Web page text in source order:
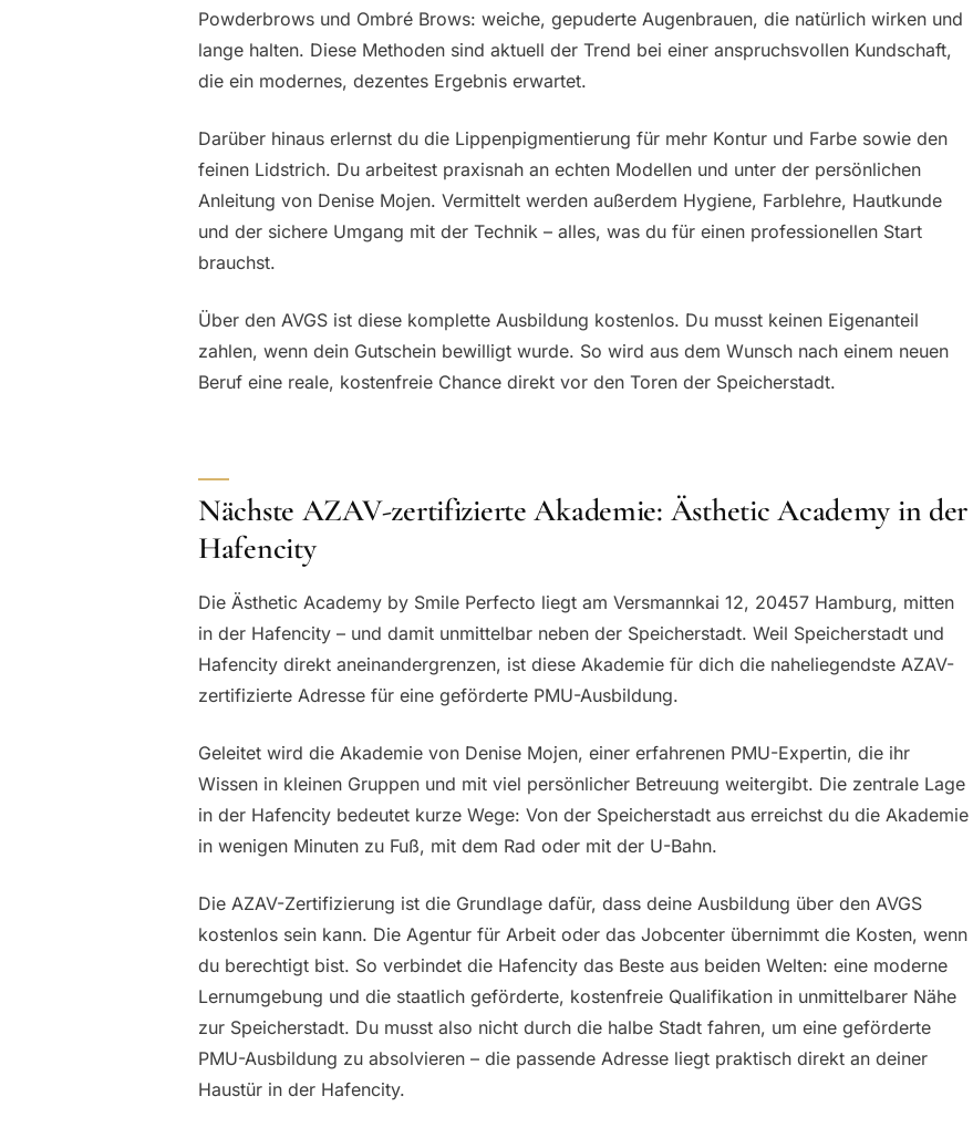
Powderbrows und Ombré Brows: weiche, gepuderte Augenbrauen, die natürlich wirken und
lange halten. Diese Methoden sind aktuell der Trend bei einer anspruchsvollen Kundschaft,
die ein modernes, dezentes Ergebnis erwartet.
Darüber hinaus erlernst du die Lippenpigmentierung für mehr Kontur und Farbe sowie den
feinen Lidstrich. Du arbeitest praxisnah an echten Modellen und unter der persönlichen
Anleitung von Denise Mojen. Vermittelt werden außerdem Hygiene, Farblehre, Hautkunde
und der sichere Umgang mit der Technik – alles, was du für einen professionellen Start
brauchst.
Über den AVGS ist diese komplette Ausbildung kostenlos. Du musst keinen Eigenanteil
zahlen, wenn dein Gutschein bewilligt wurde. So wird aus dem Wunsch nach einem neuen
Beruf eine reale, kostenfreie Chance direkt vor den Toren der Speicherstadt.
Nächste AZAV-zertifizierte Akademie: Ästhetic Academy in der
Hafencity
Die Ästhetic Academy by Smile Perfecto liegt am Versmannkai 12, 20457 Hamburg, mitten
in der Hafencity – und damit unmittelbar neben der Speicherstadt. Weil Speicherstadt und
Hafencity direkt aneinandergrenzen, ist diese Akademie für dich die naheliegendste AZAV-
zertifizierte Adresse für eine geförderte PMU-Ausbildung.
Geleitet wird die Akademie von Denise Mojen, einer erfahrenen PMU-Expertin, die ihr
Wissen in kleinen Gruppen und mit viel persönlicher Betreuung weitergibt. Die zentrale Lage
in der Hafencity bedeutet kurze Wege: Von der Speicherstadt aus erreichst du die Akademie
in wenigen Minuten zu Fuß, mit dem Rad oder mit der U-Bahn.
Die AZAV-Zertifizierung ist die Grundlage dafür, dass deine Ausbildung über den AVGS
kostenlos sein kann. Die Agentur für Arbeit oder das Jobcenter übernimmt die Kosten, wenn
du berechtigt bist. So verbindet die Hafencity das Beste aus beiden Welten: eine moderne
Lernumgebung und die staatlich geförderte, kostenfreie Qualifikation in unmittelbarer Nähe
zur Speicherstadt. Du musst also nicht durch die halbe Stadt fahren, um eine geförderte
PMU-Ausbildung zu absolvieren – die passende Adresse liegt praktisch direkt an deiner
Haustür in der Hafencity.